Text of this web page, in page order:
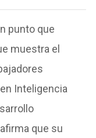
punto que
muestra el
Inteligencia
que su